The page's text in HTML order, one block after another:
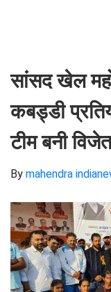
सांसद खेल
कबड्डी
टीम बनी
By mahendra